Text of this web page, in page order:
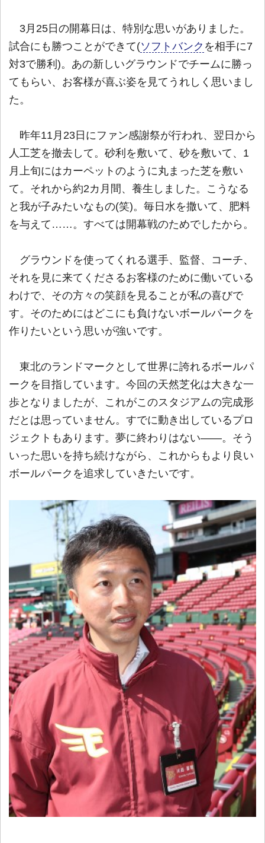
3月25日の開幕日は、特別な思いがありました。
試合にも勝つことができて(ソフトバンク を相手に7
対3で勝利)。あの新しいグラウンドでチームに勝っ
てもらい、お客様が喜ぶ姿を見てうれしく思いまし
た。
昨年11月23日にファン感謝祭が行われ、翌日から
人工芝を撤去して。砂利を敷いて、砂を敷いて、1
月上旬にはカーペットのように丸まった芝を敷い
て。それから約2カ月間、養生しました。こうなる
と我が子みたいなもの(笑)。毎日水を撒いて、肥料
を与えて……。すべては開幕戦のためでしたから。
グラウンドを使ってくれる選手、監督、コーチ、
それを見に来てくださるお客様のために働いている
わけで、その方々の笑顔を見ることが私の喜びで
す。そのためにはどこにも負けないボールパークを
作りたいという思いが強いです。
東北のランドマークとして世界に誇れるボールパ
ークを目指しています。今回の天然芝化は大きな一
歩となりましたが、これがこのスタジアムの完成形
だとは思っていません。すでに動き出しているプロ
ジェクトもあります。夢に終わりはない――。そう
いった思いを持ち続けながら、これからもより良い
ボールパークを追求していきたいです。